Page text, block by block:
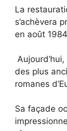
La
s’achèvera
en août
Aujourd’hui,
des plus
romanes
Sa façade